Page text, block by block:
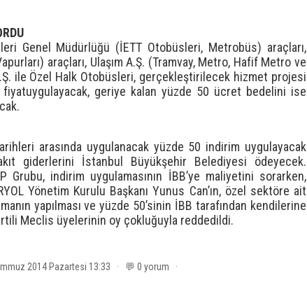
Genel Müdürlüğü (İETT Otobüsleri, Metrobüs) araçları,
araçları, Ulaşım A.Ş. (Tramvay, Metro, Hafif Metro ve
ile Özel Halk Otobüsleri, gerçekleştirilecek hizmet projesi
fiyatuygulayacak, geriye kalan yüzde 50 ücret bedelini ise
arasında uygulanacak yüzde 50 indirim uygulayacak
giderlerini İstanbul Büyükşehir Belediyesi ödeyecek.
Grubu, indirim uygulamasının İBB’ye maliyetini sorarken,
Yönetim Kurulu Başkanı Yunus Can’ın, özel sektöre ait
yapılması ve yüzde 50’sinin İBB tarafından kendilerine
Meclis üyelerinin oy çokluğuyla reddedildi.
2014 Pazartesi 13:33 · 💬 0 yorum ·